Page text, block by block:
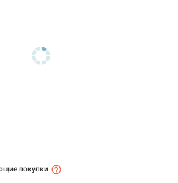
покупки